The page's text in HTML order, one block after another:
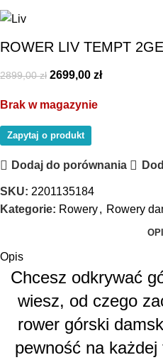
ROWER LIV TEMPT
2899,00zł 2699,00 zł
Brak w magazynie
Zapytaj o produkt
Dodaj do porównania
SKU: 2201135184
Kategorie: Rowery, Rowery
Opis
Chcesz odkrywać
wiesz, od czego
rower górski
pewność na